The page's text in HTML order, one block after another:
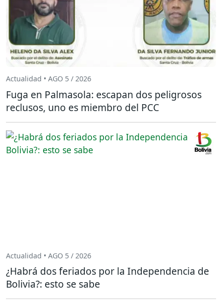
Actualidad • AGO 5 / 2026
Fuga en Palmasola: escapan dos peligrosos
reclusos, uno es miembro del PCC
Actualidad • AGO 5 / 2026
¿Habrá dos feriados por la Independencia de
Bolivia?: esto se sabe